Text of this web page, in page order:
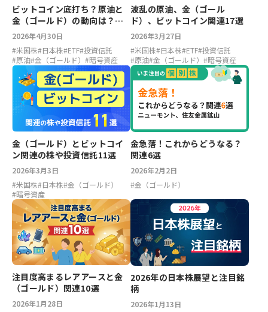
ビットコイン底打ち？原油と
金（ゴールド）の動向は？関
連日米15選
2026年4月30日
#米国株#日本株#ETF#投資信託
#原油#金（ゴールド） #暗号資産
波乱の原油、金（ゴール
ド）、ビットコイン関連17選
2026年3月27日
#米国株#日本株#ETF#投資信託
#原油#金（ゴールド） #暗号資産
金（ゴールド）とビットコイ
ン関連の株や投資信託11選
2026年3月3日
#米国株#日本株#金（ゴールド）
#暗号資産
金急落！これからどうなる？
関連6選
2026年2月2日
#金（ゴールド）
注目度高まるレアアースと金
（ゴールド）関連10選
2026年1月28日
2026年の日本株展望と注目銘
柄
2026年1月13日